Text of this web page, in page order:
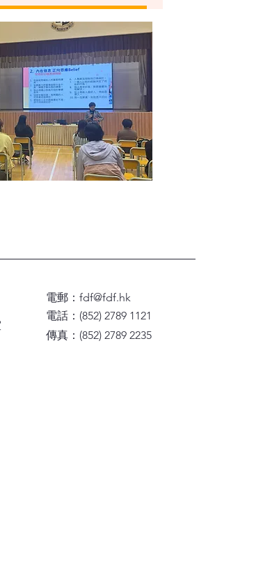
」
、叩門 經文：太7-7-8
長
止息的愛
電郵： fdf@fdf.hk
電話：(852) 2789 1121
傳真：(852) 2789 2235